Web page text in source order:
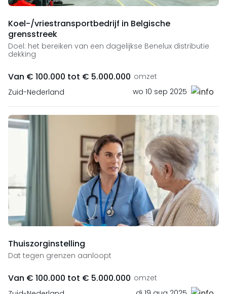
Koel-/vriestransportbedrijf in Belgische
grensstreek
Doel: het bereiken van een dagelijkse Benelux distributie
dekking
Van € 100.000 tot € 5.000.000 omzet
Zuid-Nederland
wo 10 sep 2025
Thuiszorginstelling
Dat tegen grenzen aanloopt
Van € 100.000 tot € 5.000.000 omzet